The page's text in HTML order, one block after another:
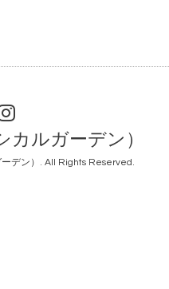
カルガーデン）
デン） . All Rights Reserved.